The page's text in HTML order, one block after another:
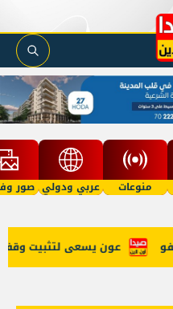
منوعات عربي ودولي صور
عون يسعى لتثبيت وقف